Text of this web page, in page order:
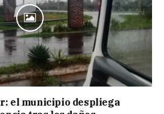
el municipio despliega